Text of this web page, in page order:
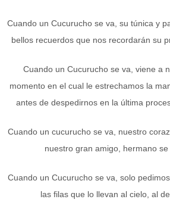
Cuando un Cucurucho se va, su túnica y
bellos recuerdos que nos recordarán su
Cuando un Cucurucho se va, viene a
momento en el cual le estrechamos la
antes de despedirnos en la última
Cuando un cucurucho se va, nuestro
nuestro gran amigo, hermano se
Cuando un Cucurucho se va, solo
las filas que lo llevan al cielo, al